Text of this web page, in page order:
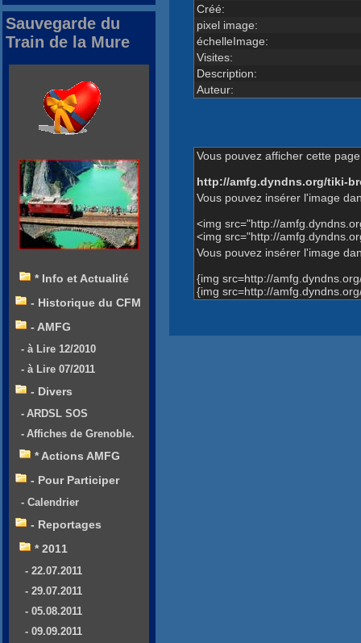
Créé:
pixel image:
échelleImage:
Visites:
Description:
Auteur:
Vous pouvez afficher cette
http://amfg.dyndns.org/tiki-
Vous pouvez insérer l'image
<img src="http://
<img src="http://
Vous pouvez insérer l'image
{img src=http://
{img src=http://
Sauvegarde du
Train de la Mure
* Info et Actualité
- Historique du CFM
- AMFG
- à Lire 12/2010
- à Lire 07/2011
- Divers
- ARDSL SOS
- Affiches de Grenoble.
* Actions AMFG
- Pour Participer
- Calendrier
- Reportages
* 2011
- 22.07.2011
- 29.07.2011
- 05.08.2011
- 09.09.2011